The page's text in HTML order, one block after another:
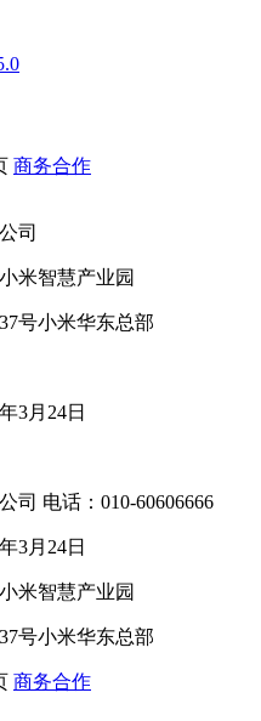
商务合作
司
米智慧产业园
号小米华东总部
3月24日
司 电话：010-60606666
3月24日
米智慧产业园
号小米华东总部
商务合作